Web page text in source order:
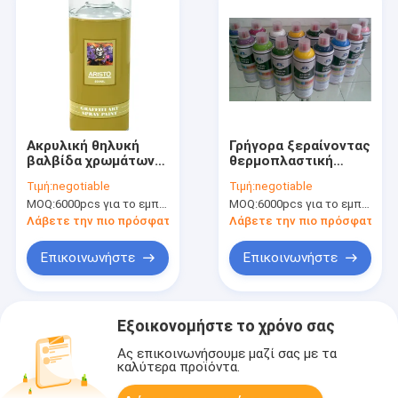
Ακρυλική θηλυκή
βαλβίδα χρωμάτων
AUS περιβαλλοντική
για τα γκράφιτι
Τιμή:negotiable
MOQ:6000pcs για το εμπορικό σήμα Aristo, 15000pcs για το εμπορικό σήμα πελατών
Λάβετε την πιο πρόσφατη τιμή
Επικοινωνήστε
Γρήγορα ξεραίνοντας
θερμοπλαστική
βαλβίδα χρωμάτων
ψεκασμού γκράφιτι
Τιμή:negotiable
MOQ:6000pcs για το εμπορικό σήμα Aristo, 15000pcs για το εμπορικό σήμα πελατών
Λάβετε την πιο πρόσφατη
Επικοινωνήστε
Εξοικονομήστε το χρόνο σας
Ας επικοινωνήσουμε μαζί σας με τα
καλύτερα προϊόντα.